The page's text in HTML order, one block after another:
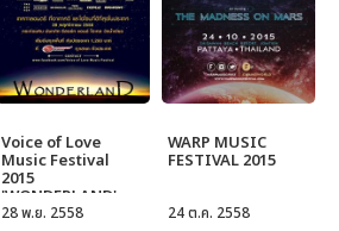
Voice of Love
Music Festival
2015
'WONDERLAND'
28 พ.ย. 2558
WARP MUSIC
FESTIVAL 2015
24 ต.ค. 2558